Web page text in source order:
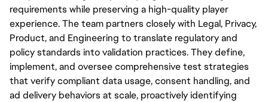
requirements while preserving a high-quality player
experience. The team partners closely with Legal, Privacy,
Product, and Engineering to translate regulatory and
policy standards into validation practices. They define,
implement, and oversee comprehensive test strategies
that verify compliant data usage, consent handling, and
ad delivery behaviors at scale, proactively identifying